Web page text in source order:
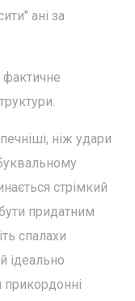
ані за
фактичне
ніж удари
стрімкий
придатним
спалахи
ідеально
прикордонні